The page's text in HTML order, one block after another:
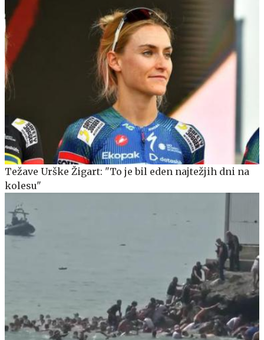
Težave Urške Žigart: "To je bil eden najtežjih dni na
kolesu"